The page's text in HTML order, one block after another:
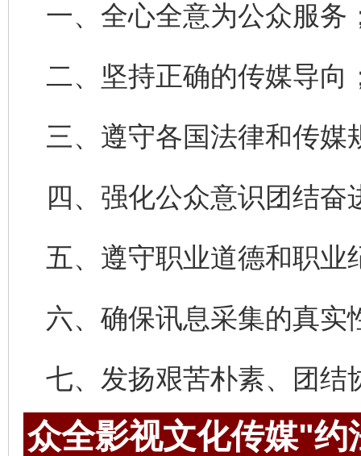
一、全心全意为公众服务
二、坚持正确的传媒导向
三、遵守各国法律和传媒
四、强化公众意识团结奋
五、遵守职业道德和职业
六、确保讯息采集的真实
七、发扬艰苦朴素、团结
众全影视文化传媒"约